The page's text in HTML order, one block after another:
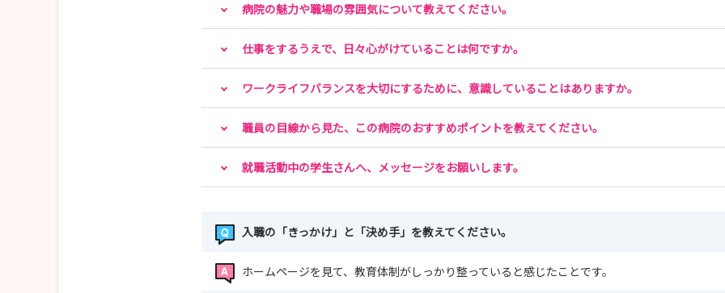
病院の魅力や職場の雰囲気について教えてください。
仕事をするうえで、日々心がけていることは何ですか。
ワークライフバランスを大切にするために、意識していることはありますか。
職員の目線から見た、この病院のおすすめポイントを教えてください。
就職活動中の学生さんへ、メッセージをお願いします。
入職の「きっかけ」と「決め手」を教えてください。
ホームページを見て、教育体制がしっかり整っていると感じたことです。